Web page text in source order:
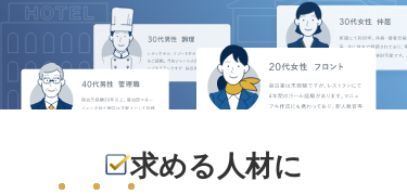
求める人材に